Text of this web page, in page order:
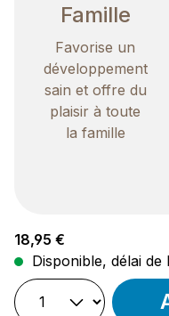
Famille
Favorise un
développement
sain et offre du
plaisir à toute
la famille
Prix régulier :
18,95 €
Disponible, délai